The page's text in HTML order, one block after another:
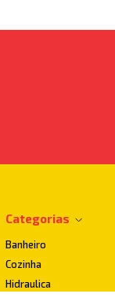
Categorias
Banheiro
Cozinha
Hidraulica